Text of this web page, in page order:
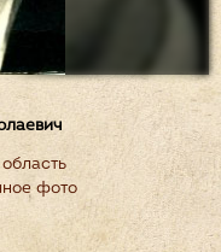
фото